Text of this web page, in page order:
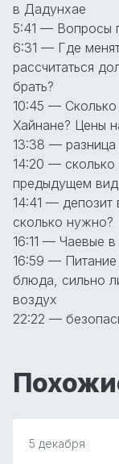
в Дадунхае
5:41 — Вопросы
6:31 — Где
рассчитаться
брать?
10:45 — Сколько
Хайнане? Цены
13:38 —
14:20 — сколько
предыдущем
14:41 — депозит
сколько нужно?
16:11 — Чаевые в
16:59 —
блюда, сильно
воздух
22:22 —
5 декабря